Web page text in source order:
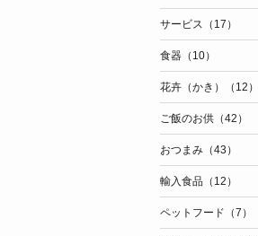
サービス（17）
食器（10）
花卉（かき）（12）
ご飯のお供（42）
おつまみ（43）
輸入食品（12）
ペットフード（7）